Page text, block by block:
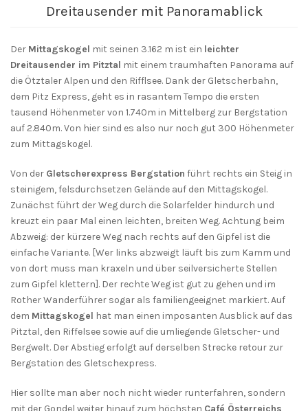
Dreitausender mit Panoramablick
Der Mittagskogel mit seinen 3.162 m ist ein leichter
Dreitausender im Pitztal mit einem traumhaften Panorama auf
die Ötztaler Alpen und den Rifflsee. Dank der Gletscherbahn,
dem Pitz Express, geht es in rasantem Tempo die ersten
tausend Höhenmeter von 1.740m in Mittelberg zur Bergstation
auf 2.840m. Von hier sind es also nur noch gut 300 Höhenmeter
zum Mittagskogel.
Von der Gletscherexpress Bergstation führt rechts ein Steig in
steinigem, felsdurchsetzen Gelände auf den Mittagskogel.
Zunächst führt der Weg durch die Solarfelder hindurch und
kreuzt ein paar Mal einen leichten, breiten Weg. Achtung beim
Abzweig: der kürzere Weg nach rechts auf den Gipfel ist die
einfache Variante. [Wer links abzweigt läuft bis zum Kamm und
von dort muss man kraxeln und über seilversicherte Stellen
zum Gipfel klettern]. Der rechte Weg ist gut zu gehen und im
Rother Wanderführer sogar als familiengeeignet markiert. Auf
dem Mittagskogel hat man einen imposanten Ausblick auf das
Pitztal, den Riffelsee sowie auf die umliegende Gletscher- und
Bergwelt. Der Abstieg erfolgt auf derselben Strecke retour zur
Bergstation des Gletschexpress.
Hier sollte man aber noch nicht wieder runterfahren, sondern
mit der Gondel weiter hinauf zum höchsten Café Österreichs